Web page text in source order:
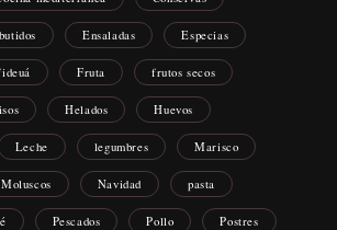
Ensaladas Especias
Fruta frutos secos
Helados Huevos
Leche legumbres Marisco
Moluscos Navidad pasta
Pescados Pollo Postres